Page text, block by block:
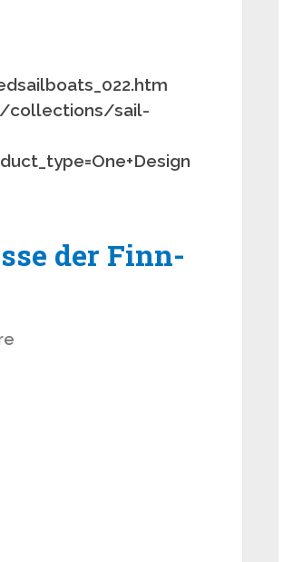
collections/sail-
der Finn-